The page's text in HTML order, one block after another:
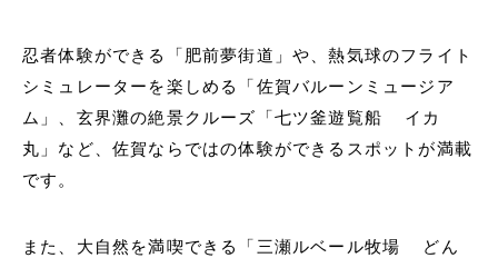
忍者体験ができる「肥前夢街道」や、熱気球のフライト
シミュレーターを楽しめる「佐賀バルーンミュージア
ム」、玄界灘の絶景クルーズ「七ツ釜遊覧船 イカ
丸」など、佐賀ならではの体験ができるスポットが満載
です。
また、大自然を満喫できる「三瀬ルベール牧場 どん